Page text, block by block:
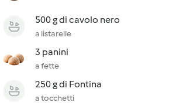
500 g di cavolo nero
a listarelle
3 panini
a fette
250 g di Fontina
a tocchetti